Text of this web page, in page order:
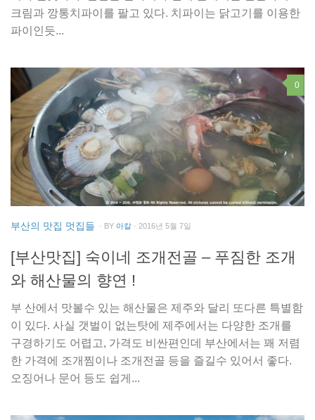
크림과 깡통치파이를 팔고 있다. 치파이는 닭고기를 이용한
파이인듯...
0
부산의 맛집 멋집들 · BY 아칼 · 2016년 5월 7일
[부산맛집] 숙이네 조개전골 – 푸짐한 조개
와 해산물의 향연 !
부 산에서 맛볼수 있는 해산물은 제주와 달리 또다른 특별함
이 있다. 사실 갯벌이 없는탓에 제주에서는 다양한 조개를
구경하기도 어렵고, 가격도 비싼편인데 부산에서는 꽤 저렴
한 가격에 조개찜이나 조개전골 등을 즐길수 있어서 좋다.
오징어나 문어 등도 쉽게...